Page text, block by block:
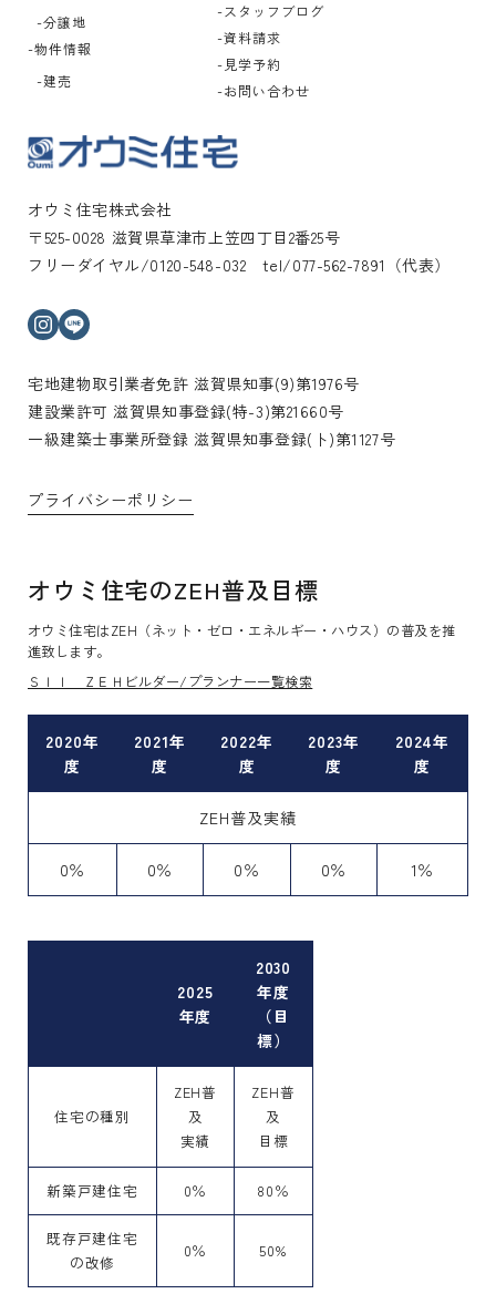
オウミ住宅株式会社
〒525-0028 滋賀県草津市上笠四丁目2番25号
フリーダイヤル/0120-548-032 tel/077-562-7891（代表）
インスタグラム
宅地建物取引業者免許 滋賀県知事(9)第1976号
建設業許可 滋賀県知事登録(特-3)第21660号
一級建築士事業所登録 滋賀県知事登録(ト)第1127号
プライバシーポリシー
オウミ住宅のZEH普及目標
オウミ住宅はZEH（ネット・ゼロ・エネルギー・ハウス）の普及を推
進致します。
ＳＩＩ ＺＥＨビルダー/プランナー一覧検索
2020年
度
2021年
度
2022年
度
2023年
度
2024年
度
ZEH普及実績
0％ 0％ 0％ 0％ 1％
2025
年度
2030
年度
（目
標）
住宅の種別
ZEH普
及
実績
ZEH普
及
目標
新築戸建住宅 0％ 80％
既存戸建住宅
の改修
0％ 50%
分譲地
物件情報
建売
スタッフブログ
資料請求
見学予約
お問い合わせ